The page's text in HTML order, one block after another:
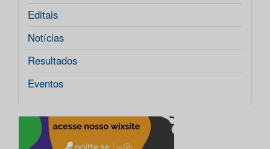
Editais
Notícias
Resultados
Eventos